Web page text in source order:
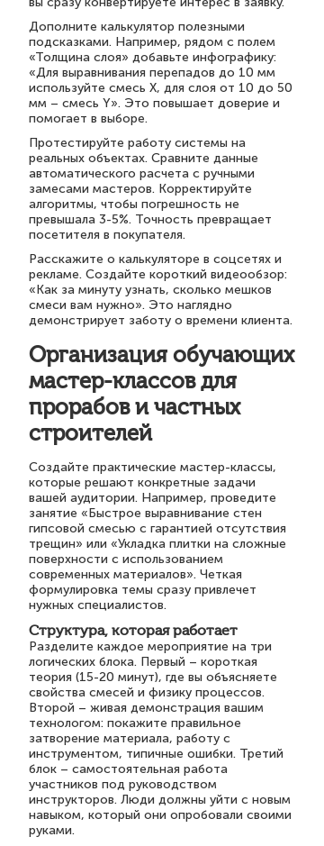
Дополните калькулятор полезными
подсказками. Например, рядом с полем
«Толщина слоя» добавьте инфографику:
«Для выравнивания перепадов до 10 мм
используйте смесь X, для слоя от 10 до 50
мм – смесь Y». Это повышает доверие и
помогает в выборе.
Протестируйте работу системы на
реальных объектах. Сравните данные
автоматического расчета с ручными
замесами мастеров. Корректируйте
алгоритмы, чтобы погрешность не
превышала 3-5%. Точность превращает
посетителя в покупателя.
Расскажите о калькуляторе в соцсетях и
рекламе. Создайте короткий видеообзор:
«Как за минуту узнать, сколько мешков
смеси вам нужно». Это наглядно
демонстрирует заботу о времени клиента.
Организация обучающих
мастер-классов для
прорабов и частных
строителей
Создайте практические мастер-классы,
которые решают конкретные задачи
вашей аудитории. Например, проведите
занятие «Быстрое выравнивание стен
гипсовой смесью с гарантией отсутствия
трещин» или «Укладка плитки на сложные
поверхности с использованием
современных материалов». Четкая
формулировка темы сразу привлечет
нужных специалистов.
Структура, которая работает
Разделите каждое мероприятие на три
логических блока. Первый – короткая
теория (15-20 минут), где вы объясняете
свойства смесей и физику процессов.
Второй – живая демонстрация вашим
технологом: покажите правильное
затворение материала, работу с
инструментом, типичные ошибки. Третий
блок – самостоятельная работа
участников под руководством
инструкторов. Люди должны уйти с новым
навыком, который они опробовали своими
руками.